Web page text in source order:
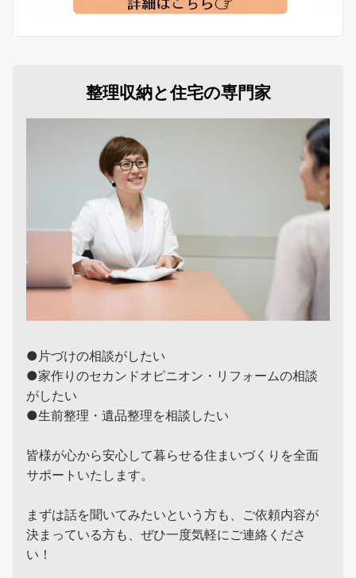
整理収納と住宅の専門家
●片づけの相談がしたい
●家作りのセカンドオピニオン・リフォームの相談
がしたい
●生前整理・遺品整理を相談したい
皆様が心から安心して暮らせる住まいづくりを全面
サポートいたします。
まずは話を聞いてみたいという方も、ご依頼内容が
決まっている方も、ぜひ一度気軽にご連絡くださ
い！